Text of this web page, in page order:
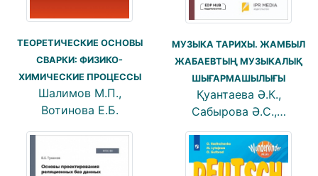
ТЕОРЕТИЧЕСКИЕ ОСНОВЫ
СВАРКИ: ФИЗИКО-
ХИМИЧЕСКИЕ ПРОЦЕССЫ
Шалимов М.П.,
Вотинова Е.Б.
МУЗЫКА ТАРИХЫ. ЖАМБЫЛ
ЖАБАЕВТЫҢ МУЗЫКАЛЫҚ
ШЫҒАРМАШЫЛЫҒЫ
Қуантаева Ә.К.,
Сабырова Ә.С.,…